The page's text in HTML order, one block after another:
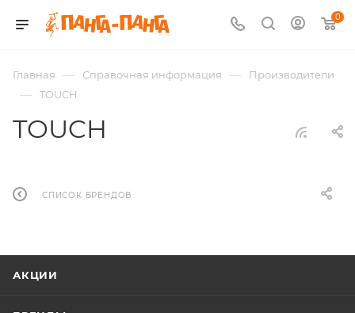
0
Главная — Справочная информация — Производители
— TOUCH
TOUCH
СПИСОК БРЕНДОВ
АКЦИИ